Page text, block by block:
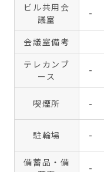
ビル共用会
議室
-
会議室備考
テレカンブ
ース
-
喫煙所 -
駐輪場 -
備蓄品・備
-